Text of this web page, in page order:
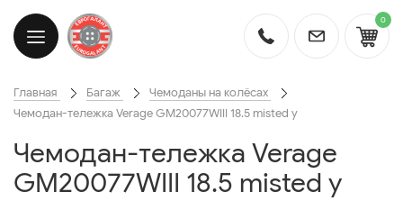
0
Главная Багаж
Чемоданы на колёсах
Чемодан-тележка Verage GM20077WIII 18.5 misted y
Чемодан-тележка Verage
GM20077WIII 18.5 misted y